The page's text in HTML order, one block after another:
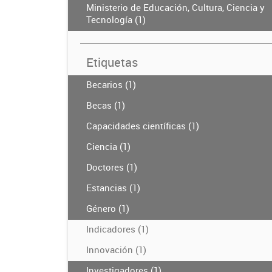
Ministerio de Educación, Cultura, Ciencia y
Tecnología (1)
Etiquetas
Becarios (1)
Becas (1)
Capacidades científicas (1)
Ciencia (1)
Doctores (1)
Estancias (1)
Género (1)
Indicadores (1)
Innovación (1)